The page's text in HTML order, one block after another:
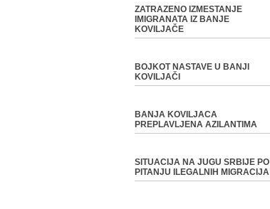
ZATRAZENO IZMESTANJE
IMIGRANATA IZ BANJE
KOVILJAČE
BOJKOT NASTAVE U BANJI
KOVILJAČI
BANJA KOVILJACA
PREPLAVLJENA AZILANTIMA
SITUACIJA NA JUGU SRBIJE PO
PITANJU ILEGALNIH MIGRACIJA